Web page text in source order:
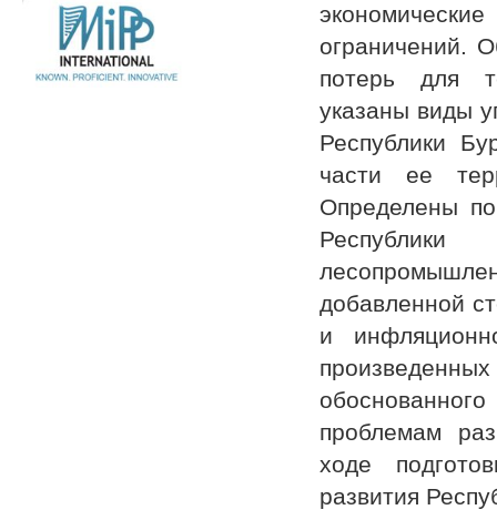
ограничений.
потерь для
указаны виды
Республики
части ее
Определены
добавленной
и
проблемам
ходе
развития